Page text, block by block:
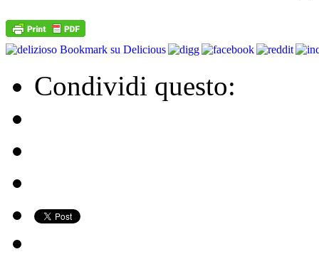
Bookmark su Delicious
Condividi questo: